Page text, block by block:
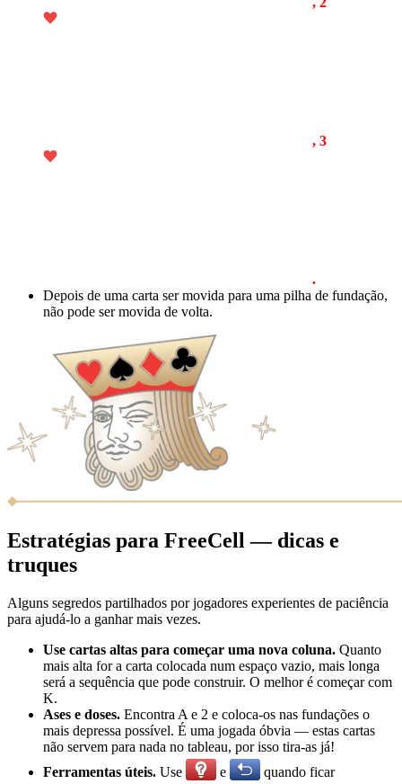
, 3
.
Depois de uma carta ser movida para uma pilha de fundação,
não pode ser movida de volta.
Estratégias para FreeCell — dicas e
truques
Alguns segredos partilhados por jogadores experientes de paciência
para ajudá-lo a ganhar mais vezes.
Use cartas altas para começar uma nova coluna. Quanto
mais alta for a carta colocada num espaço vazio, mais longa
será a sequência que pode construir. O melhor é começar com
K.
Ases e doses. Encontra A e 2 e coloca-os nas fundações o
mais depressa possível. É uma jogada óbvia — estas cartas
não servem para nada no tableau, por isso tira-as já!
Ferramentas úteis. Use e quando ficar